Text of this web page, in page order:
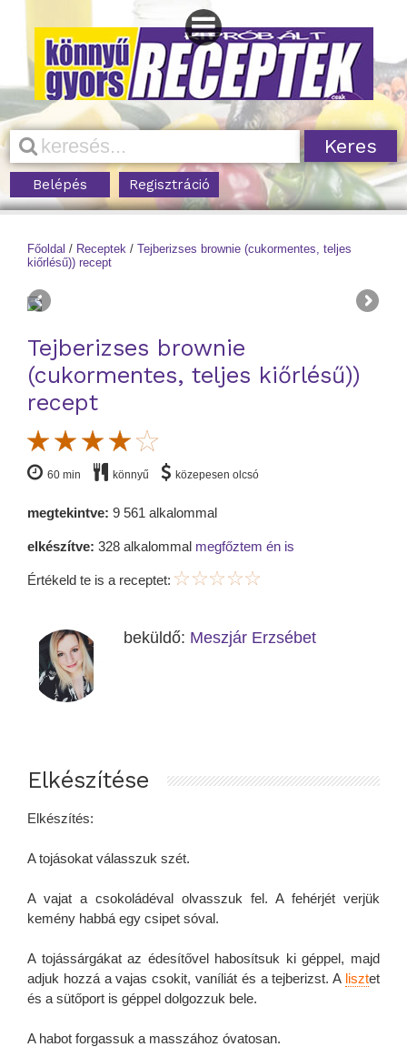
Belépés Regisztráció
Főoldal / Receptek / Tejberizses brownie (cukormentes, teljes
kiőrlésű)) recept
Tejberizses brownie
(cukormentes, teljes kiőrlésű))
recept
60 min könnyű közepesen olcsó
megtekintve: 9 561 alkalommal
elkészítve: 328 alkalommal megfőztem én is
Értékeld te is a receptet:
beküldő: Meszjár Erzsébet
Elkészítése
Elkészítés:
A tojásokat válasszuk szét.
A vajat a csokoládéval olvasszuk fel. A fehérjét verjük
kemény habbá egy csipet sóval.
A tojássárgákat az édesítővel habosítsuk ki géppel, majd
adjuk hozzá a vajas csokit, vaníliát és a tejberizst. A lisztet
és a sütőport is géppel dolgozzuk bele.
A habot forgassuk a masszához óvatosan.